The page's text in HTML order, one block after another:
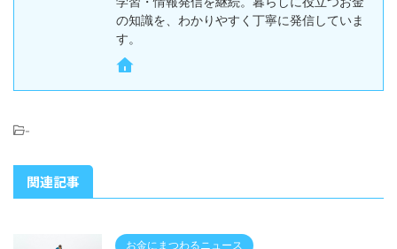
の知識を、わかりやすく丁寧に発信していま
す。
-
関連記事
お金にまつわるニュース